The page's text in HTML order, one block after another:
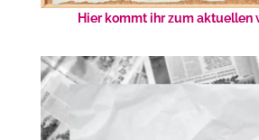
Hier kommt ihr zum aktuellen